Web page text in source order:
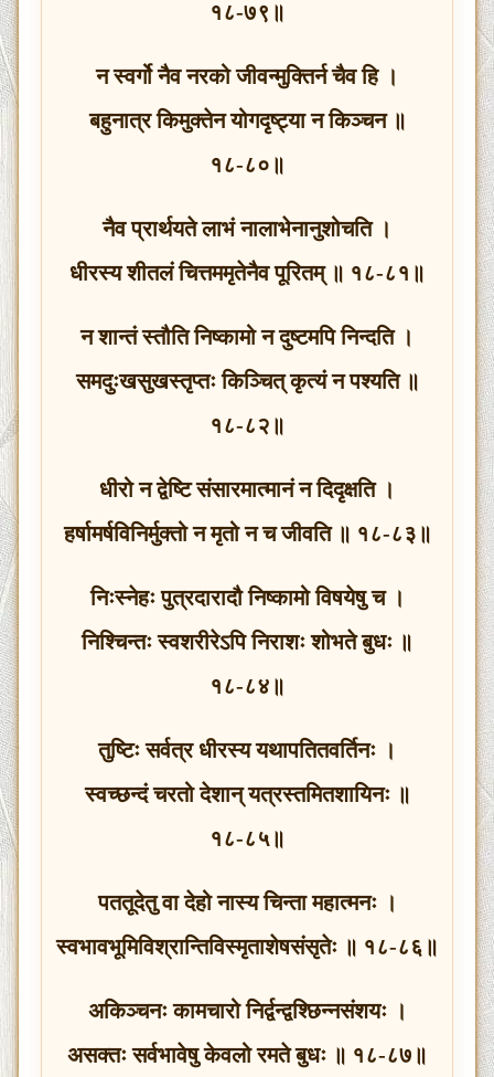
१८-७९॥
न स्वर्गो नैव नरको जीवन्मुक्तिर्न चैव हि ।
बहुनात्र किमुक्तेन योगदृष्ट्या न किञ्चन ॥
१८-८०॥
नैव प्रार्थयते लाभं नालाभेनानुशोचति ।
धीरस्य शीतलं चित्तममृतेनैव पूरितम् ॥ १८-८१॥
न शान्तं स्तौति निष्कामो न दुष्टमपि निन्दति ।
समदुःखसुखस्तृप्तः किञ्चित् कृत्यं न पश्यति ॥
१८-८२॥
धीरो न द्वेष्टि संसारमात्मानं न दिदृक्षति ।
हर्षामर्षविनिर्मुक्तो न मृतो न च जीवति ॥ १८-८३॥
निःस्नेहः पुत्रदारादौ निष्कामो विषयेषु च ।
निश्चिन्तः स्वशरीरेऽपि निराशः शोभते बुधः ॥
१८-८४॥
तुष्टिः सर्वत्र धीरस्य यथापतितवर्तिनः ।
स्वच्छन्दं चरतो देशान् यत्रस्तमितशायिनः ॥
१८-८५॥
पततूदेतु वा देहो नास्य चिन्ता महात्मनः ।
स्वभावभूमिविश्रान्तिविस्मृताशेषसंसृतेः ॥ १८-८६॥
अकिञ्चनः कामचारो निर्द्वन्द्वश्छिन्नसंशयः ।
असक्तः सर्वभावेषु केवलो रमते बुधः ॥ १८-८७॥